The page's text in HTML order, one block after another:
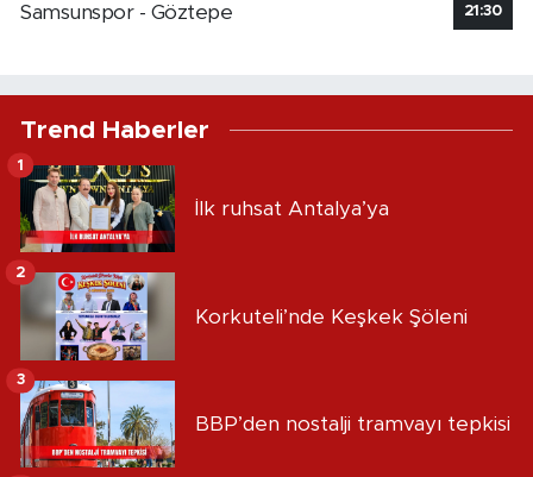
Samsunspor - Göztepe
21:30
Trend Haberler
İlk ruhsat Antalya’ya
1
Korkuteli’nde Keşkek Şöleni
2
BBP’den nostalji tramvayı tepkisi
3